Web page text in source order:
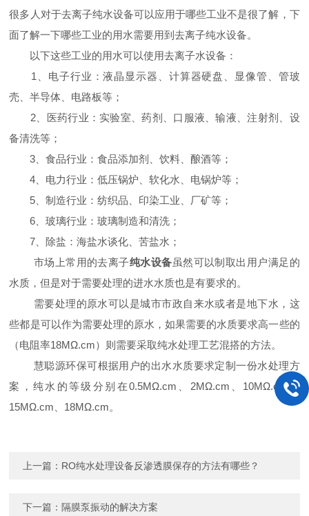
很多人对于去离子纯水设备可以应用于哪些工业不是很了解， 下
面了解一下哪些工业的用水需要用到去离子纯水设备。
以下这些工业的用水可以使用去离子水设备：
1
、电子行业：液晶显示器、计算器硬盘、显像管、管玻
壳、半导体、电路板等；
2 、医药行业：实验室、药剂、口服液、输液、注射剂、设
备清洗等；
3 、食品行业：食品添加剂、饮料、酿酒等；
4 、电力行业：低压锅炉、软化水、电锅炉等；
5 、制造行业：纺织品、印染工业、厂矿等；
6 、玻璃行业：玻璃制造和清洗；
7 、除盐：海盐水谈化、苦盐水；
市场上常用的去离子纯水设备虽然可以制取出用户满足的
水质，但是对于需要处理的进水水质也是有要求的。
需要处理的原水可以是城市市政自来水或者是地下水，这
些都是可以作为需要处理的原水，如果需要的水质要求高一些的
（电阻率18MΩ.cm）则需要采取纯水处理工艺混搭的方法。
慧聪源环保可根据用户的出水水质要求定制一份水处理方
案，纯水的等级分别在0.5MΩ.cm 2MΩ.cm 10MΩ.cm、
15MΩ.cm 18MΩ.cm。
上一篇： RO纯水处理设备反渗透膜保存的方法有哪些？
下一篇： 隔膜泵振动的解决方案